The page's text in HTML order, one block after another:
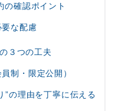
の確認ポイント
な配慮
３つの工夫
制・限定公開）
”の理由を丁寧に伝える